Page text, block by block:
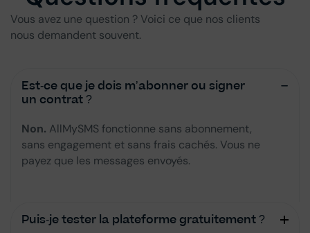
Vous avez une question ? Voici ce que nos clients
nous demandent souvent.
Est-ce que je dois m’abonner ou signer
un contrat ?
Non. AllMySMS fonctionne sans abonnement,
sans engagement et sans frais cachés. Vous ne
payez que les messages envoyés.
Puis-je tester la plateforme gratuitement ?